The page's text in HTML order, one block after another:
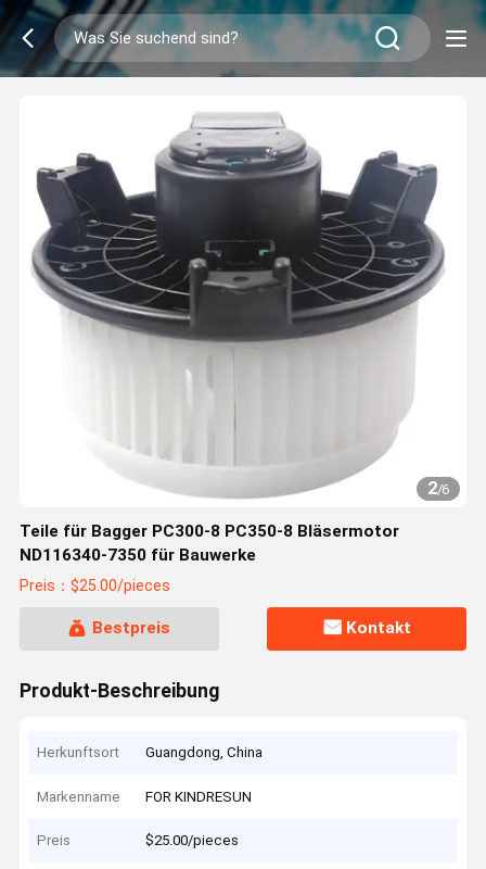
2/6
Teile für Bagger PC300-8 PC350-8 Bläsermotor
ND116340-7350 für Bauwerke
Preis：$25.00/pieces
Bestpreis Kontakt
Produkt-Beschreibung
Herkunftsort Guangdong, China
Markenname FOR KINDRESUN
Preis $25.00/pieces